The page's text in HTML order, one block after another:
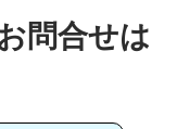
問合せは